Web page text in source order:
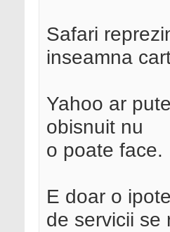
Safari
inseamna
Yahoo ar
obisnuit nu
o poate face.
E doar o
de servicii se